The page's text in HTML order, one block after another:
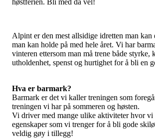
Alpint er den mest allsidige idretten man
man kan holde på med hele året. Vi har
vinteren ettersom man må trene både styrke,
utholdenhet, spenst og hurtighet for å bli en
Hva er barmark?
Barmark er det vi kaller treningen som
treningen vi har på sommeren og høsten.
Vi driver med mange ulike aktiviteter hvor
egenskaper som vi trenger for å bli gode
veldig gøy i tillegg!